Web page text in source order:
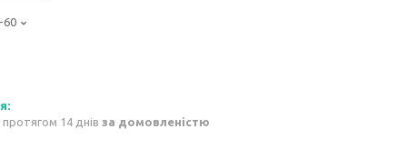
60
14 днів за домовленістю